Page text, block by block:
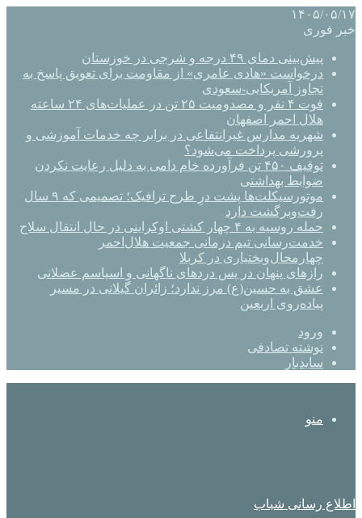
۱۴۰۵/۰۵/۱۷
خبر فوری
پیش‌بینی دمای ۴۹ درجه و شرجی در خوزستان
درخواست «هادی عامری» از مقاومت برای تعویق پاسخ به
تجاوز آمریکایی-سعودی
فوت ۴ نفر و مصدومیت ۲۵ تن در عملیات‌های ۲۴ ساعته
هلال احمر اصفهان
شهریه مدارس غیرانتفاعی در برابر چه خدمات آموزشی و
پرورشی پرداخت می‌شود؟
توقیف ۴۵۰ تن فرآورده خام دامی به دلیل رعایت نکردن
ضوابط بهداشتی
موتورسیکلت‌ها پشت درِ طرح ترافیک؛ تصمیمی که ۹ سال
رفت‌وبرگشت دارد
حمله روسیه به ۴ چهار کشتی اوکراینی در حال انتقال سلاح
خدمت‌رسانی تیم درمانی جمعیت هلال‌احمر
چهارمحال‌وبختیاری در کربلا
رازهای پنهان در پس دردهای ناگهانی و اسپاسم عضلانی
عشق به حسین(ع) مرز ندارد؛ زائران گیلانی در مسیر
پیاده‌روی اربعین
ورود
نوشته تصادفی
سایدبار
منو
اطلاع رسانی شباب